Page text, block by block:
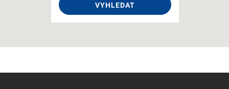
VYHLEDAT